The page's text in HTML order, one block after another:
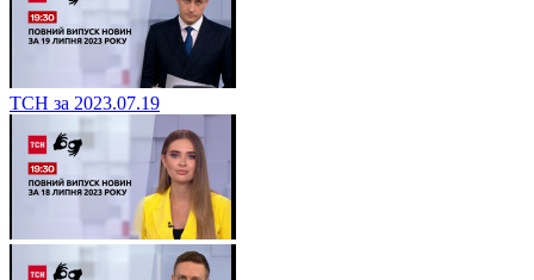
ТСН за 2023.07.19